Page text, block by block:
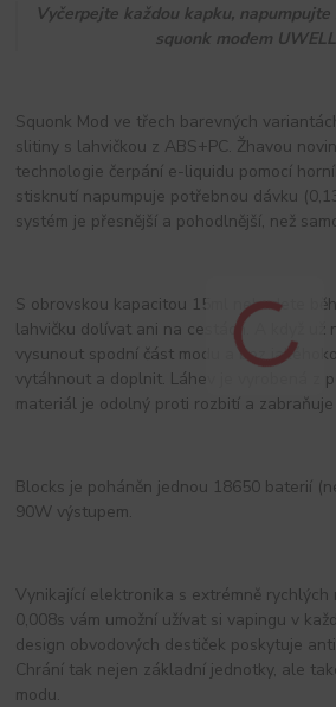
Vyčerpejte každou kapku,
squonk modem
Squonk Mod ve třech barevných
slitiny s lahvičkou z ABS+PC. Žhavou
technologie čerpání e-liquidu pomocí
stisknutí napumpuje potřebnou dávku
systém je přesnější a pohodlnější, než
S obrovskou kapacitou 15ml nebudete
lahvičku dolívat ani na cestách. A když už
vysunout spodní část modu a bez
vytáhnout a doplnit. Láhev je vyrobená z
materiál je odolný proti rozbití a
Blocks je poháněn jednou 18650 baterií
90W výstupem.
Vynikající elektronika s extrémně rychlých
0,008s vám umožní užívat si vapingu v
design obvodových destiček poskytuje
Chrání tak nejen základní jednotky, ale
modu.